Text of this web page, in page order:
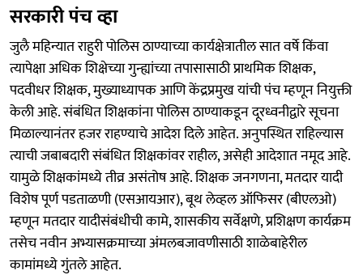
सरकारी पंच व्हा
जुलै महिन्यात राहुरी पोलिस ठाण्याच्या कार्यक्षेत्रातील सात वर्षे किंवा
त्यापेक्षा अधिक शिक्षेच्या गुन्ह्यांच्या तपासासाठी प्राथमिक शिक्षक,
पदवीधर शिक्षक, मुख्याध्यापक आणि केंद्रप्रमुख यांची पंच म्हणून नियुक्ती
केली आहे. संबंधित शिक्षकांना पोलिस ठाण्याकडून दूरध्वनीद्वारे सूचना
मिळाल्यानंतर हजर राहण्याचे आदेश दिले आहेत. अनुपस्थित राहिल्यास
त्याची जबाबदारी संबंधित शिक्षकांवर राहील, असेही आदेशात नमूद आहे.
यामुळे शिक्षकांमध्ये तीव्र असंतोष आहे. शिक्षक जनगणना, मतदार यादी
विशेष पूर्ण पडताळणी (एसआयआर), बूथ लेव्हल ऑफिसर (बीएलओ)
म्हणून मतदार यादीसंबंधीची कामे, शासकीय सर्वेक्षणे, प्रशिक्षण कार्यक्रम
तसेच नवीन अभ्यासक्रमाच्या अंमलबजावणीसाठी शाळेबाहेरील
कामांमध्ये गुंतले आहेत.